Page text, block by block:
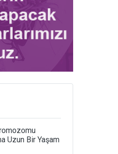
Uzun Bir Yaşam